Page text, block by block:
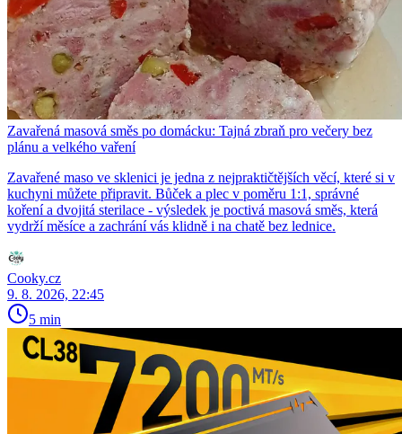
Zavařená masová směs po domácku: Tajná zbraň pro večery bez
plánu a velkého vaření
Zavařené maso ve sklenici je jedna z nejpraktičtějších věcí, které si v
kuchyni můžete připravit. Bůček a plec v poměru 1:1, správné
koření a dvojitá sterilace - výsledek je poctivá masová směs, která
vydrží měsíce a zachrání vás klidně i na chatě bez lednice.
Cooky.cz
9. 8. 2026, 22:45
5 min